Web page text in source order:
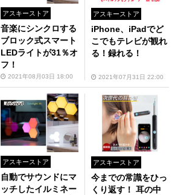
アスキーストア
音楽にシンクロする
ブロック式スマート
LEDライトが31％オ
フ！
2021年08月03日 18:00
アスキーストア
iPhone、iPadでど
こでもテレビが観れ
る！録れる！
2021年07月31日 22:00
アスキーストア
自動でサウンドにマ
ッチしたイルミネー
アスキーストア
今までの常識をひっ
くり返す！ 耳の中